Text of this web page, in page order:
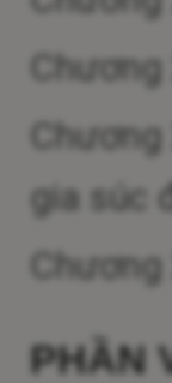
gia súc
PHẦN